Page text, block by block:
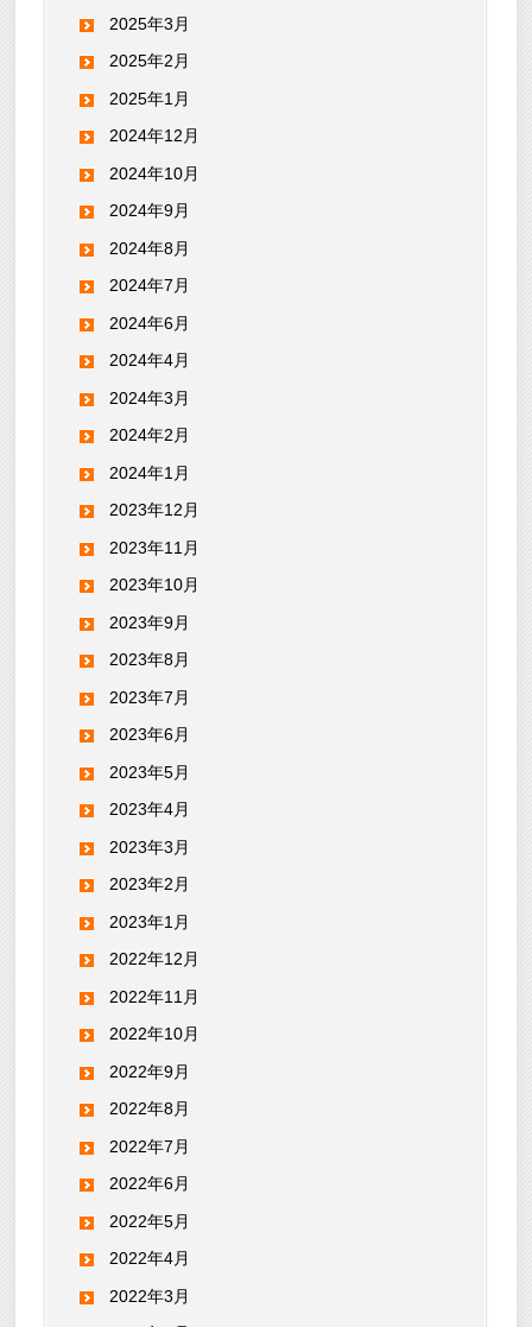
2025年3月
2025年2月
2025年1月
2024年12月
2024年10月
2024年9月
2024年8月
2024年7月
2024年6月
2024年4月
2024年3月
2024年2月
2024年1月
2023年12月
2023年11月
2023年10月
2023年9月
2023年8月
2023年7月
2023年6月
2023年5月
2023年4月
2023年3月
2023年2月
2023年1月
2022年12月
2022年11月
2022年10月
2022年9月
2022年8月
2022年7月
2022年6月
2022年5月
2022年4月
2022年3月